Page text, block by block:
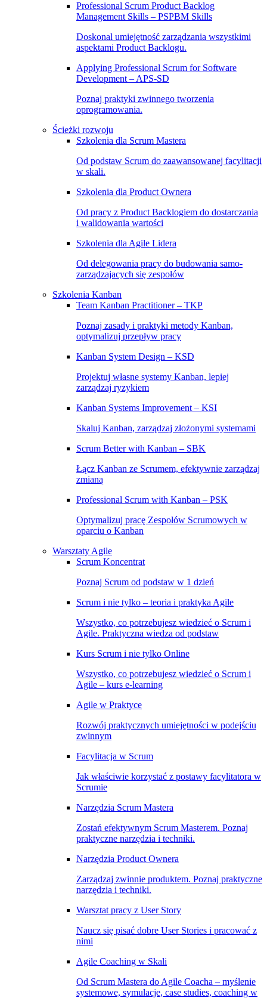
Professional Scrum Product Backlog
Management Skills – PSPBM Skills
Doskonal umiejętność zarządzania wszystkimi
aspektami Product Backlogu.
Applying Professional Scrum for Software
Development – APS-SD
Poznaj praktyki zwinnego tworzenia
oprogramowania.
Ścieżki rozwoju
Szkolenia dla Scrum Mastera
Od podstaw Scrum do zaawansowanej facylitacji
w skali.
Szkolenia dla Product Ownera
Od pracy z Product Backlogiem do dostarczania
i walidowania wartości
Szkolenia dla Agile Lidera
Od delegowania pracy do budowania samo-
zarządzajacych się zespołów
Szkolenia Kanban
Team Kanban Practitioner – TKP
Poznaj zasady i praktyki metody Kanban,
optymalizuj przepływ pracy
Kanban System Design – KSD
Projektuj własne systemy Kanban, lepiej
zarządzaj ryzykiem
Kanban Systems Improvement – KSI
Skaluj Kanban, zarządzaj złożonymi systemami
Scrum Better with Kanban – SBK
Łącz Kanban ze Scrumem, efektywnie zarządzaj
zmianą
Professional Scrum with Kanban – PSK
Optymalizuj pracę Zespołów Scrumowych w
oparciu o Kanban
Warsztaty Agile
Scrum Koncentrat
Poznaj Scrum od podstaw w 1 dzień
Scrum i nie tylko – teoria i praktyka Agile
Wszystko, co potrzebujesz wiedzieć o Scrum i
Agile. Praktyczna wiedza od podstaw
Kurs Scrum i nie tylko Online
Wszystko, co potrzebujesz wiedzieć o Scrum i
Agile – kurs e-learning
Agile w Praktyce
Rozwój praktycznych umiejętności w podejściu
zwinnym
Facylitacja w Scrum
Jak właściwie korzystać z postawy facylitatora w
Scrumie
Narzędzia Scrum Mastera
Zostań efektywnym Scrum Masterem. Poznaj
praktyczne narzędzia i techniki.
Narzędzia Product Ownera
Zarządzaj zwinnie produktem. Poznaj praktyczne
narzędzia i techniki.
Warsztat pracy z User Story
Naucz się pisać dobre User Stories i pracować z
nimi
Agile Coaching w Skali
Od Scrum Mastera do Agile Coacha – myślenie
systemowe, symulacje, case studies, coaching w